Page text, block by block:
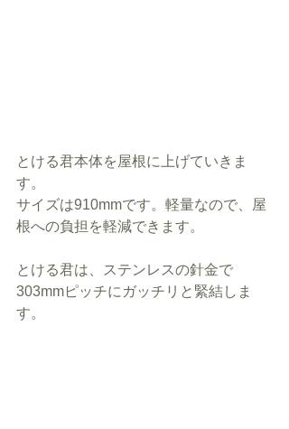
とける君本体を屋根に上げていきま
す。
サイズは910mmです。軽量なので、屋
根への負担を軽減できます。
とける君は、ステンレスの針金で
303mmピッチにガッチリと緊結しま
す。